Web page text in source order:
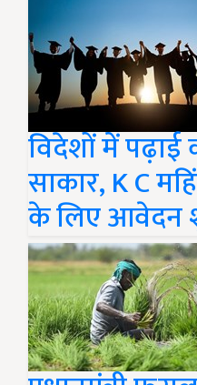
विदेशों में पढ़ाई
साकार, K C
के लिए आवेदन